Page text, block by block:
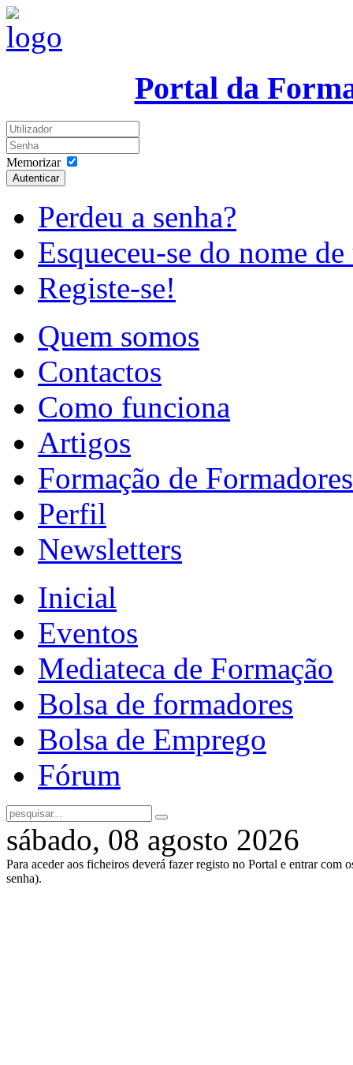
Portal da
Memorizar
Autenticar
Perdeu a senha?
Esqueceu-se do nome
Registe-se!
Quem somos
Contactos
Como funciona
Artigos
Formação de Formadores
Perfil
Newsletters
Inicial
Eventos
Mediateca de Formação
Bolsa de formadores
Bolsa de Emprego
Fórum
sábado, 08 agosto 2026
Para aceder aos ficheiros deverá fazer registo no Portal e entrar com
senha).